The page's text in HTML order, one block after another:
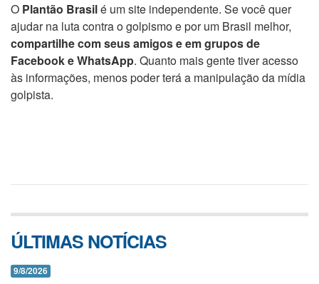
O Plantão Brasilé um site independente. Se você quer
ajudar na luta contra o golpismo e por um Brasil melhor,
compartilhe com seus amigos e em grupos de
Facebook e WhatsApp. Quanto mais gente tiver acesso
às informações, menos poder terá a manipulação da mídia
golpista.
ÚLTIMAS NOTÍCIAS
9/8/2026